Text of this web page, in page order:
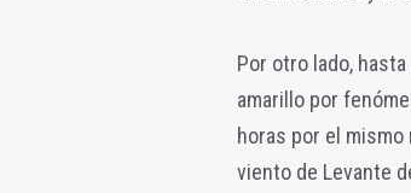
Por otro lado,
amarillo por
horas por el
viento de Levante